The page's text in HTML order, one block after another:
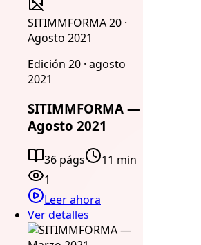
SITIMMFORMA 20 ·
Agosto 2021
Edición 20 · agosto
2021
SITIMMFORMA —
Agosto 2021
36 págs
11 min
1
Leer ahora
Ver detalles